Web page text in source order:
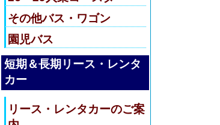
その他バス・ワゴン
園児バス
短期＆長期リース・レンタ
カー
リース・レンタカーのご案